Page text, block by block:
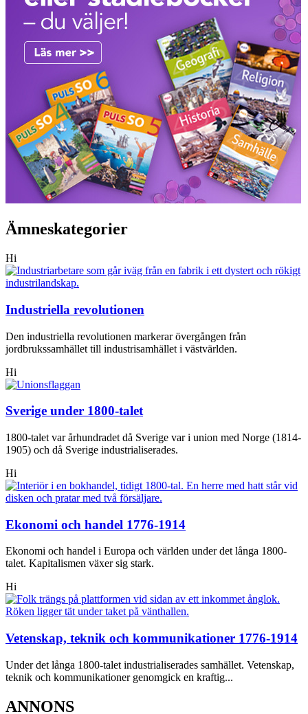
Ämneskategorier
Hi
Industriella revolutionen
Den industriella revolutionen markerar övergången från
jordbrukssamhället till industrisamhället i västvärlden.
Hi
Sverige under 1800-talet
1800-talet var århundradet då Sverige var i union med Norge (1814-
1905) och då Sverige industrialiserades.
Hi
Ekonomi och handel 1776-1914
Ekonomi och handel i Europa och världen under det långa 1800-
talet. Kapitalismen växer sig stark.
Hi
Vetenskap, teknik och kommunikationer 1776-1914
Under det långa 1800-talet industrialiserades samhället. Vetenskap,
teknik och kommunikationer genomgick en kraftig...
ANNONS